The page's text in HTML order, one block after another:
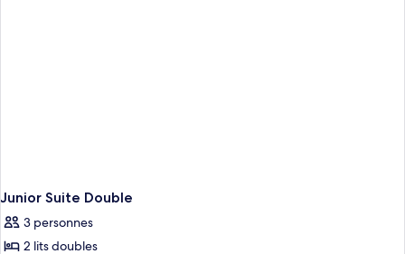
Junior Suite Double
3 personnes
2 lits doubles